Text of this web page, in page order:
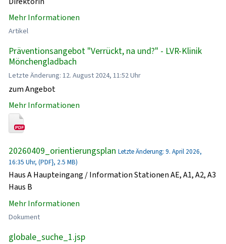
Mehr Informationen
Artikel
Präventionsangebot "Verrückt, na und?" - LVR-Klinik
Mönchengladbach
Letzte Änderung: 12. August 2024, 11:52 Uhr
zum Angebot
Mehr Informationen
20260409_orientierungsplan Letzte Änderung: 9. April 2026,
16:35 Uhr, (PDF}, 2.5 MB)
Haus A Haupteingang / Information Stationen AE, A1, A2, A3
Haus B
Mehr Informationen
Dokument
globale_suche_1.jsp